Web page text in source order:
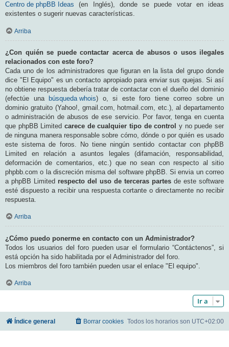
Centro de phpBB Ideas (en Inglés), donde se puede votar en ideas
existentes o sugerir nuevas características.
Arriba
¿Con quién se puede contactar acerca de abusos o usos ilegales
relacionados con este foro?
Cada uno de los administradores que figuran en la lista del grupo donde
dice "El Equipo" es un contacto apropiado para enviar sus quejas. Si así
no obtiene respuesta debería tratar de contactar con el dueño del dominio
(efectúe una
búsqueda whois) o, si este foro tiene correo sobre un
dominio gratuito (Yahoo!, gmail.com, hotmail.com, etc.), al departamento
o administración de abusos de ese servicio. Por favor, tenga en cuenta
que phpBB Limited carece de cualquier tipo de control y no puede ser
de ninguna manera responsable sobre cómo, dónde o por quién es usado
este sistema de foros. No tiene ningún sentido contactar con phpBB
Limited en relación a asuntos legales (difamación, responsabilidad,
deformación de comentarios, etc.) que no sean con respecto al sitio
phpbb.com o la discreción misma del software phpBB. Si envia un correo
a phpBB Limited respecto del uso de terceras partes de este software
esté dispuesto a recibir una respuesta cortante o directamente no recibir
respuesta.
Arriba
¿Cómo puedo ponerme en contacto con un Administrador?
Todos los usuarios del foro pueden usar el formulario “Contáctenos”, si
está opción ha sido habilitada por el Administrador del foro.
Los miembros del foro también pueden usar el enlace "El equipo".
Arriba
Ir a
Índice general Todos los horarios son UTC+02:00
Borrar cookies